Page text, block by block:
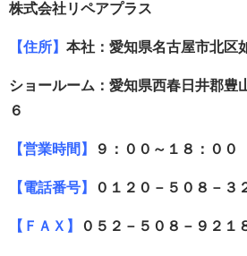
株式会社リペアプラス
【住所】 本社：愛知県名古屋市北区
ショールーム：愛知県西春日井郡豊
６
【営業時間】 ９：００～１８：００
【電話番号】 ０１２０－５０８－３
【ＦＡＸ】 ０５２－５０８－９２１